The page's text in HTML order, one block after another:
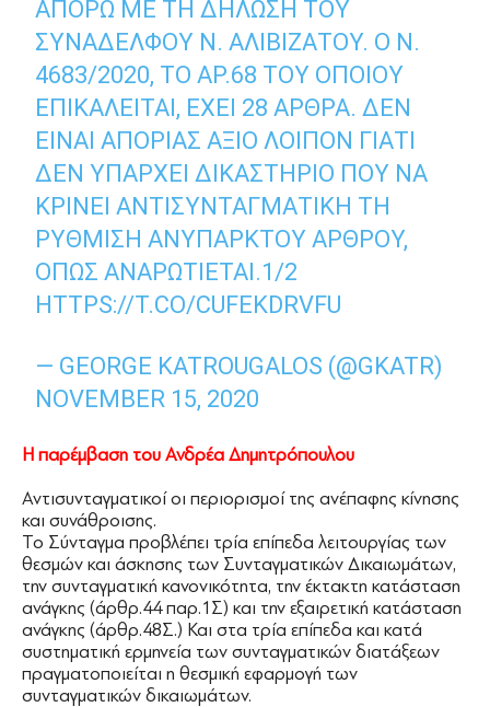
ΑΠΟΡΏ ΜΕ ΤΗ ΔΉΛΩΣΗ ΤΟΥ
ΣΥΝΑΔΈΛΦΟΥ Ν. ΑΛΙΒΙΖΆΤΟΥ. Ο Ν.
4683/2020, ΤΟ ΆΡ.68 ΤΟΥ ΟΠΟΊΟΥ
ΕΠΙΚΑΛΕΊΤΑΙ, ΈΧΕΙ 28 ΆΡΘΡΑ. ΔΕΝ
ΕΊΝΑΙ ΑΠΟΡΊΑΣ ΆΞΙΟ ΛΟΙΠΌΝ ΓΙΑΤΊ
ΔΕΝ ΥΠΆΡΧΕΙ ΔΙΚΑΣΤΉΡΙΟ ΠΟΥ ΝΑ
ΚΡΊΝΕΙ ΑΝΤΙΣΥΝΤΑΓΜΑΤΙΚΉ ΤΗ
ΡΎΘΜΙΣΗ ΑΝΎΠΑΡΚΤΟΥ ΆΡΘΡΟΥ,
ΌΠΩΣ ΑΝΑΡΩΤΙΈΤΑΙ.1/2
HTTPS://T.CO/CUFEKDRVFU
— GEORGE KATROUGALOS (@GKATR)
NOVEMBER 15, 2020
Η παρέμβαση του Ανδρέα Δημητρόπουλου
Αντισυνταγματικοί οι περιορισμοί της ανέπαφης κίνησης
και συνάθροισης.
Το Σύνταγμα προβλέπει τρία επίπεδα λειτουργίας των
θεσμών και άσκησης των Συνταγματικών Δικαιωμάτων,
την συνταγματική κανονικότητα, την έκτακτη κατάσταση
ανάγκης (άρθρ.44 παρ.1Σ) και την εξαιρετική κατάσταση
ανάγκης (άρθρ.48Σ.) Και στα τρία επίπεδα και κατά
συστηματική ερμηνεία των συνταγματικών διατάξεων
πραγματοποιείται η θεσμική εφαρμογή των
συνταγματικών δικαιωμάτων.